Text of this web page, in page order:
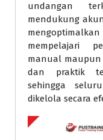
undangan
mendukung
mengoptimalkan
mempelajari
manual maupun
dan praktik
sehingga
dikelola secara